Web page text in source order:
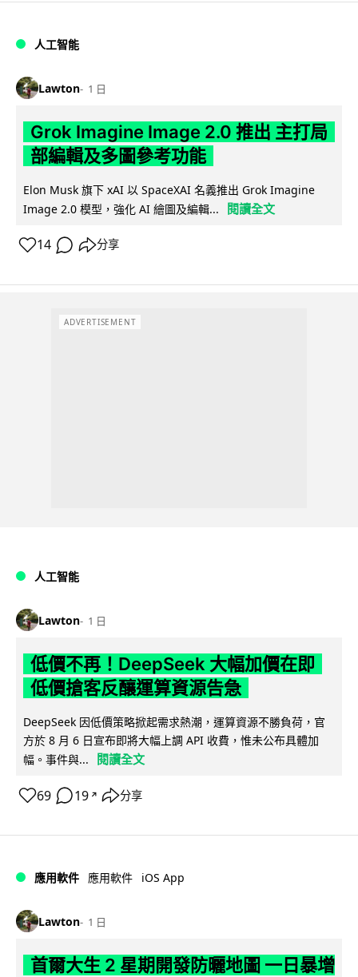
人工智能
Lawton 1 日
Grok Imagine Image 2.0 推出 主打局
部編輯及多圖參考功能
Elon Musk 旗下 xAI 以 SpaceXAI 名義推出 Grok Imagine
Image 2.0 模型，強化 AI 繪圖及編輯...
閱讀全文
14 分享
ADVERTISEMENT
人工智能
Lawton 1 日
低價不再！DeepSeek 大幅加價在即
低價搶客反釀運算資源告急
DeepSeek 因低價策略掀起需求熱潮，運算資源不勝負荷，官
方於 8 月 6 日宣布即將大幅上調 API 收費，惟未公布具體加
幅。事件與...
閱讀全文
69 19 ↗ 分享
應用軟件 應用軟件 iOS App
Lawton 1 日
首爾大生 2 星期開發防曬地圖 一日暴增